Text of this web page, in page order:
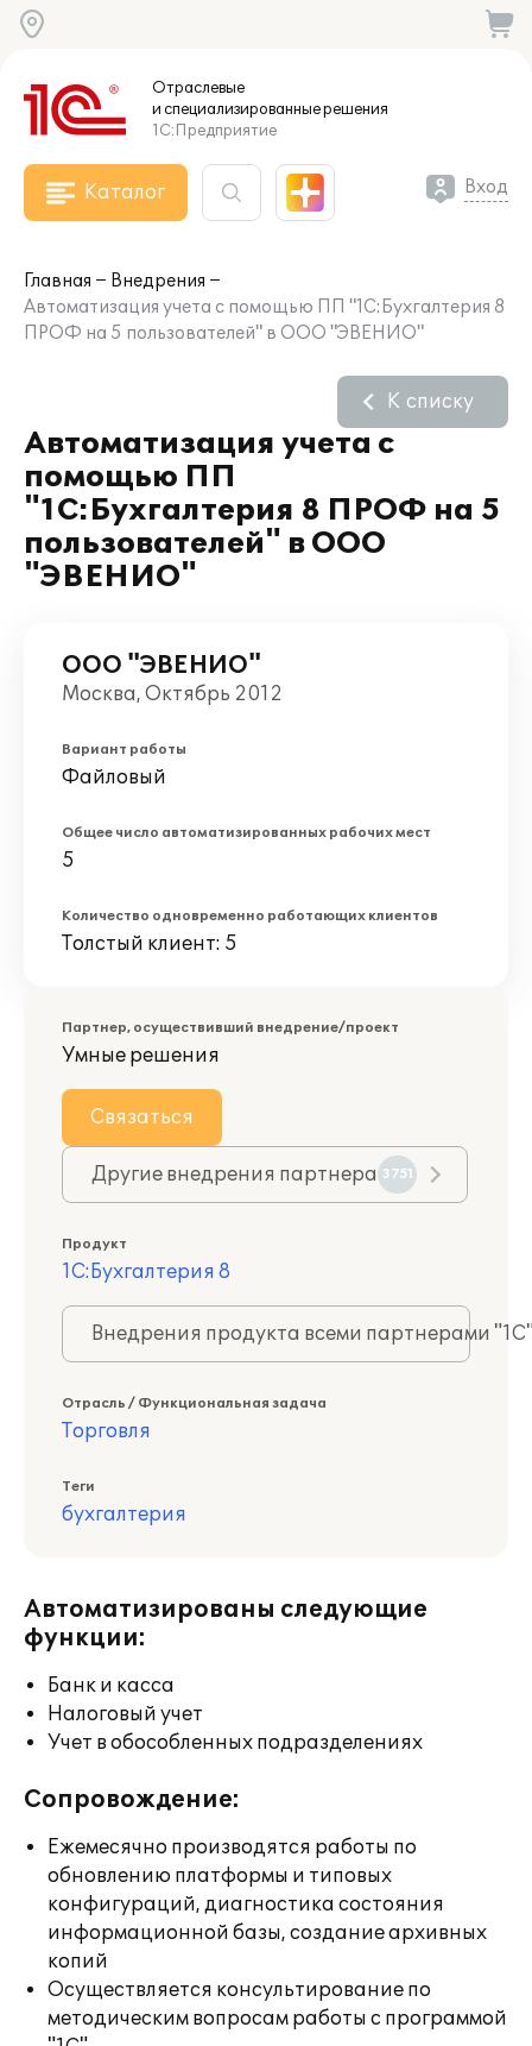
Отраслевые
и специализированныерешения
1С:Предприятие
Каталог Вход
Главная
Внедрения
Автоматизация учета с помощью ПП "1С:Бухгалтерия 8
ПРОФ на 5 пользователей" в ООО "ЭВЕНИО"
Автоматизация учета с
помощью ПП
"1С:Бухгалтерия 8 ПРОФ на 5
пользователей" в ООО
"ЭВЕНИО"
К списку
ООО "ЭВЕНИО"
Москва, Октябрь 2012
Вариант работы
Файловый
Общее число автоматизированных рабочих мест
5
Количество одновременно работающих клиентов
Толстый клиент: 5
Партнер, осуществивший внедрение/проект
Умные решения
Связаться
Другие внедрения партнера 3751
Продукт
1С:Бухгалтерия 8
Внедрения продукта всеми партнерами
Отрасль / Функциональная задача
Торговля
Теги
бухгалтерия
Автоматизированы следующие
функции:
Банк и касса
Налоговый учет
Учет в обособленных подразделениях
Сопровождение:
Ежемесячно производятся работы по
обновлению платформы и типовых
конфигураций, диагностика состояния
информационной базы, создание архивных
копий
Осуществляется консультирование по
методическим вопросам работы с программой